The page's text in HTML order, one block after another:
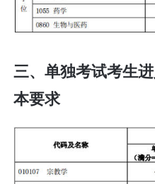
三、单独考试考生
本要求